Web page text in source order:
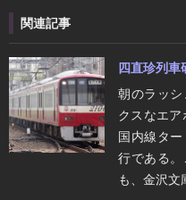
関連記事
四直珍列
朝のラッ
クスなエ
国内線タ
行である
も、金沢文